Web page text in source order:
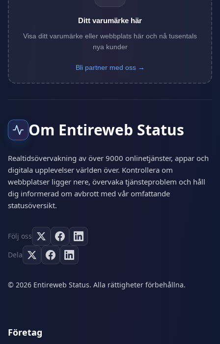
Ditt varumärke här
Visa ditt varumärke eller webbplats här och nå tusentals
nya kunder
Bli partner med oss →
Om Entireweb Status
Realtidsövervakning av över 9000 onlinetjänster, appar och
digitala upplevelser världen över. Kontrollera om
webbplatser ligger nere, övervaka tjänsteproblem och håll
dig informerad om avbrott med vår omfattande
statusöversikt.
Följ oss
Dela
© 2026 Entireweb Status. Alla rättigheter förbehållna.
Företag